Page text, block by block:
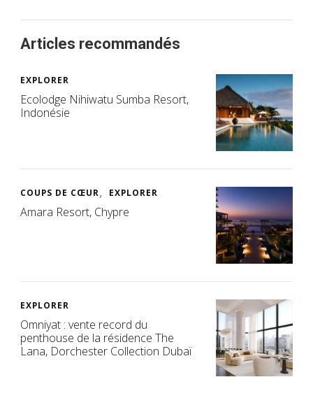
Articles recommandés
EXPLORER
Ecolodge Nihiwatu Sumba Resort,
Indonésie
COUPS DE CŒUR EXPLORER
Amara Resort, Chypre
EXPLORER
Omniyat : vente record du
penthouse de la résidence The
Lana, Dorchester Collection Dubaï